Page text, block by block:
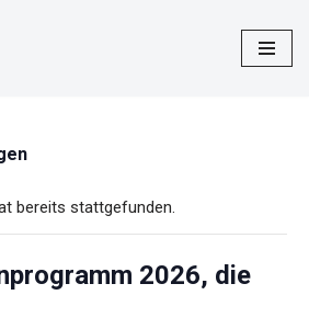
bereits stattgefunden.
2026, die